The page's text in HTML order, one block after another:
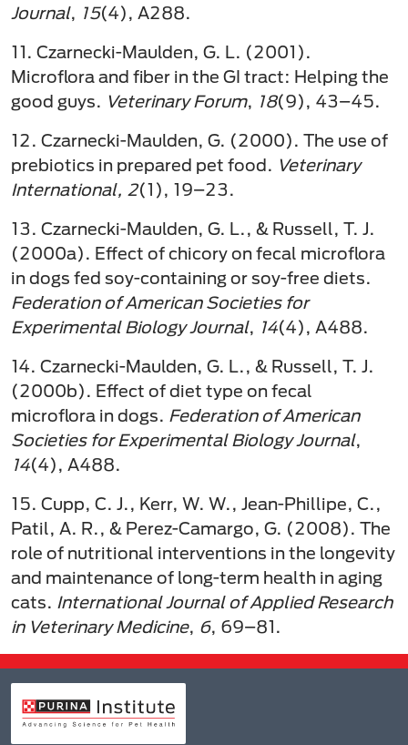
Journal, 15(4), A288.
11. Czarnecki-Maulden, G. L. (2001).
Microflora and fiber in the GI tract: Helping the
good guys. Veterinary Forum, 18(9), 43–45.
12. Czarnecki-Maulden, G. (2000). The use of
prebiotics in prepared pet food. Veterinary
International, 2(1), 19–23.
13. Czarnecki-Maulden, G. L., & Russell, T. J.
(2000a). Effect of chicory on fecal microflora
in dogs fed soy-containing or soy-free diets.
Federation of American Societies for
Experimental Biology Journal, 14(4), A488.
14. Czarnecki-Maulden, G. L., & Russell, T. J.
(2000b). Effect of diet type on fecal
microflora in dogs. Federation of American
Societies for Experimental Biology Journal,
14(4), A488.
15. Cupp, C. J., Kerr, W. W., Jean-Phillipe, C.,
Patil, A. R., & Perez-Camargo, G. (2008). The
role of nutritional interventions in the longevity
and maintenance of long-term health in aging
cats. International Journal of Applied Research
in Veterinary Medicine, 6, 69–81.